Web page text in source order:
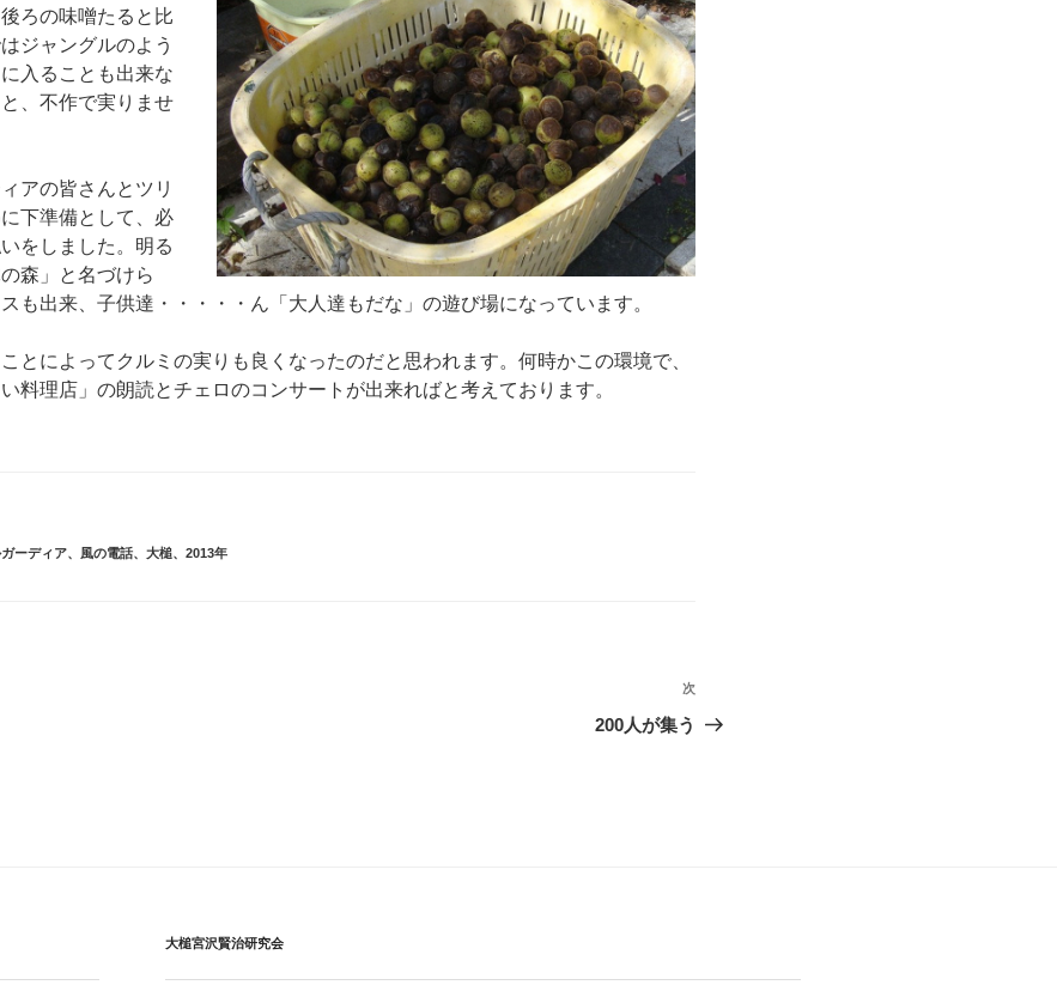
ろの味噌たると比
ジャングルのよう
入ることも出来な
、不作で実りませ
アの皆さんとツリ
下準備として、必
をしました。明る
森」と名づけら
も出来、子供達・・・・・ん「大人達もだな」の遊び場になっています。
とによってクルミの実りも良くなったのだと思われます。何時かこの環境で、
料理店」の朗読とチェロのコンサートが出来ればと考えております。
ーディア、 風の電話、 大槌、 2013年
次
の
次
200人が集う
大槌宮沢賢治研究会